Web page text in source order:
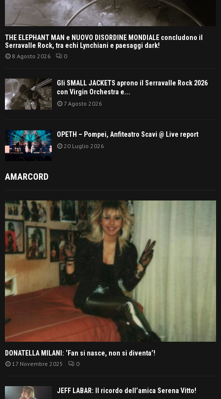
THE ELEPHANT MAN e NUOVO DISORDINE MONDIALE concludono il
Serravalle Rock, tra echi Lynchiani e paesaggi dark!
8 Agosto 2026 0
Gli SMALL JACKETS aprono il Serravalle Rock 2026
con Virgin Orchestra e...
7 Agosto 2026
OPETH – Pompei, Anfiteatro Scavi @ Live report
20 Luglio 2026
AMARCORD
DONATELLA MILANI: ‘Fan si nasce, non si diventa’!
17 Novembre 2025 0
JEFF LABAR: Il ricordo dell’amica Serena Vitto!